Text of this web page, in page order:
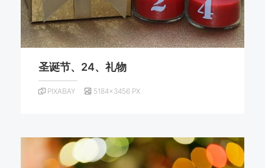
圣诞节、24、礼物
PIXABAY 5184×3456 PX